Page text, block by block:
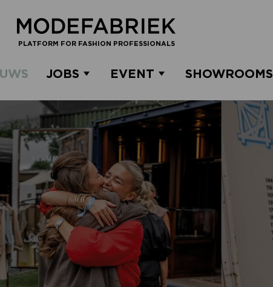
PLATFORM FOR FASHION PROFESSIONALS
JOBS EVENT SHOWROOMS